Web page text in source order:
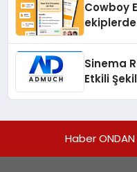
Cowboy
Sinema
Etkili
Haber